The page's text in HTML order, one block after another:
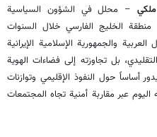
– محلل في الشؤون السياسية
الخليج الفارسي خلال السنوات
والجمهورية الإسلامية الإيرانية
بل تجاوزته إلى فضاءات الهوية
أساساً حول النفوذ الإقليمي وتوازنات
عبر مقاربة أمنية تجاه المجتمعات